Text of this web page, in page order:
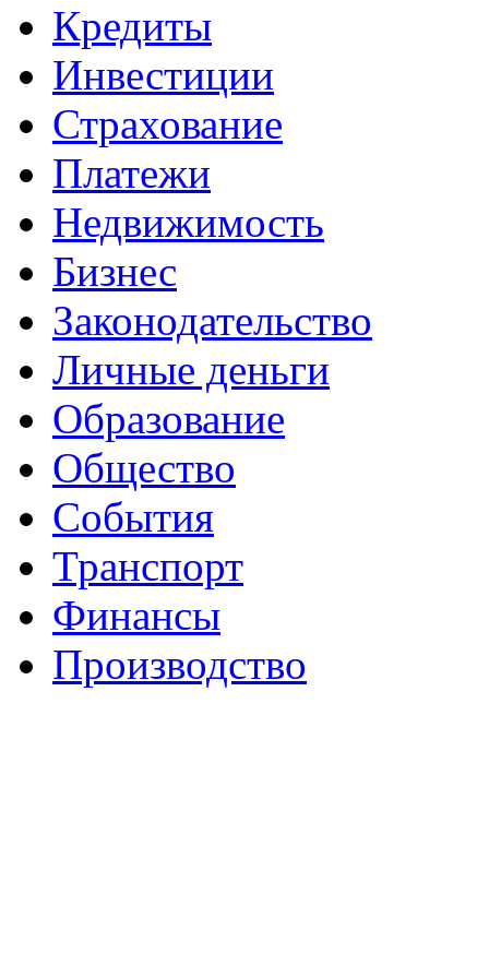
Кредиты
Инвестиции
Страхование
Платежи
Недвижимость
Бизнес
Законодательство
Личные деньги
Образование
Общество
События
Транспорт
Финансы
Производство